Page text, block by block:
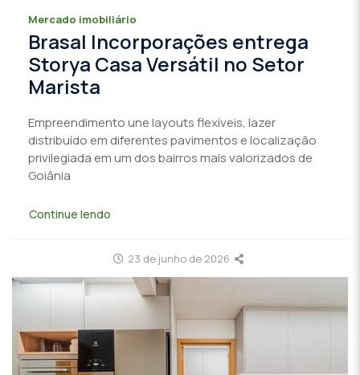
Mercado imobiliário
Brasal Incorporações entrega
Storya Casa Versátil no Setor
Marista
Empreendimento une layouts flexíveis, lazer
distribuído em diferentes pavimentos e localização
privilegiada em um dos bairros mais valorizados de
Goiânia
Continue lendo
23 de junho de 2026